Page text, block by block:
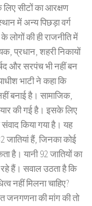
लिए सीटों का आरक्षण
में अन्य पिछड़ा वर्ग
लोगों की ही राजनीति में
प्रधान, शहरी निकायों
और सरपंच भी नहीं बन
भाटी ने कहा कि
बनाई है। सामाजिक,
की गई है। इसके लिए
किया गया है। यह
जातियां हैं, जिनका कोई
है। यानी 92 जातियों का
रहे हैं। सवाल उठता है कि
नहीं मिलना चाहिए?
जनगणना की मांग की तो